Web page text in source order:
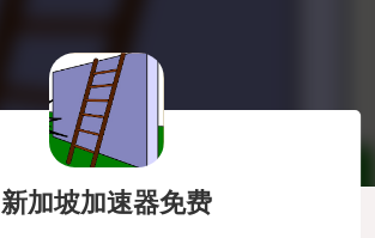
新加坡加速器免费